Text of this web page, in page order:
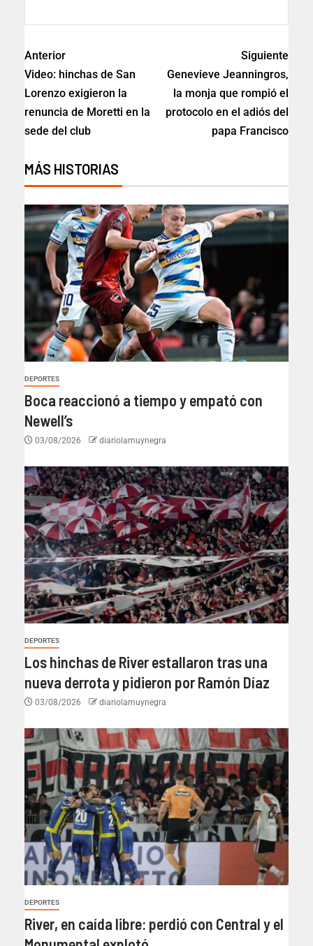
Anterior
Video: hinchas de San
Lorenzo exigieron la
renuncia de Moretti en la
sede del club
Siguiente
Genevieve Jeanningros,
la monja que rompió el
protocolo en el adiós del
papa Francisco
MÁS HISTORIAS
DEPORTES
Boca reaccionó a tiempo y empató con
Newell’s
03/08/2026 diariolamuynegra
DEPORTES
Los hinchas de River estallaron tras una
nueva derrota y pidieron por Ramón Díaz
03/08/2026 diariolamuynegra
DEPORTES
River, en caída libre: perdió con Central y el